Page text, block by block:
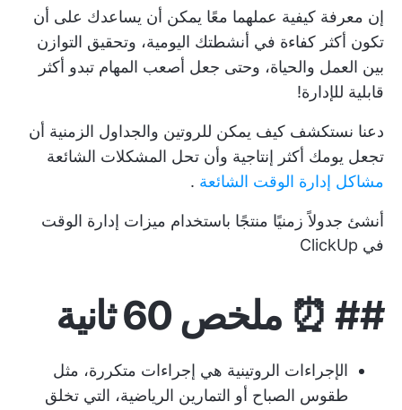
إن معرفة كيفية عملهما معًا يمكن أن يساعدك على أن
تكون أكثر كفاءة في أنشطتك اليومية، وتحقيق التوازن
بين العمل والحياة، وحتى جعل أصعب المهام تبدو أكثر
قابلية للإدارة!
دعنا نستكشف كيف يمكن للروتين والجداول الزمنية أن
تجعل يومك أكثر إنتاجية وأن تحل المشكلات الشائعة
مشاكل إدارة الوقت الشائعة .
أنشئ جدولاً زمنيًا منتجًا باستخدام ميزات إدارة الوقت
في ClickUp
## ⏰ ملخص 60 ثانية
الإجراءات الروتينية هي إجراءات متكررة، مثل
طقوس الصباح أو التمارين الرياضية، التي تخلق